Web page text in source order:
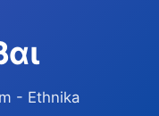
- Ethnika